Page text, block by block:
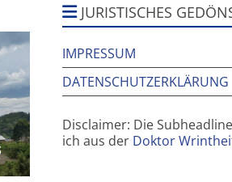
warJURISTISCHES
IMPRESSUM
DATENSCHUTZERKLÄRUNG
Disclaimer: Die
ich aus der Doktor